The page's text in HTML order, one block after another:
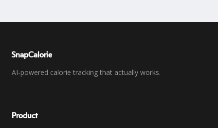
SnapCalorie
AI-powered calorie tracking that actually works.
Product